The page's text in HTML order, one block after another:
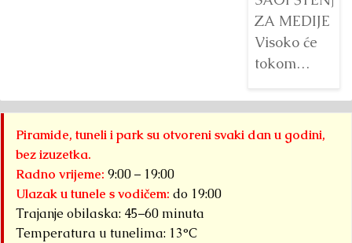
ZA MEDIJE
Visoko će
tokom
2026.
godine biti
domaćin tri
Piramide, tuneli i park su otvoreni svaki dan u godini,
bez izuzetka.
Radno vrijeme: 9:00 – 19:00
Ulazak u tunele s vodičem: do 19:00
Trajanje obilaska: 45–60 minuta
Temperatura u tunelima: 13°C